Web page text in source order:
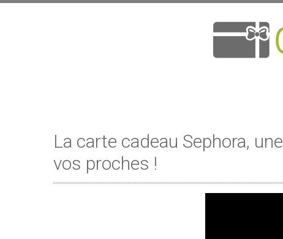
La carte cadeau Sephora,
vos proches !